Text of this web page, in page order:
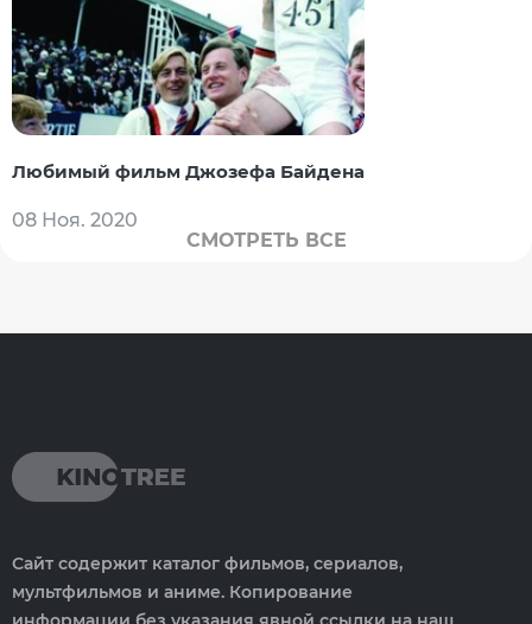
Любимый фильм Джозефа Байдена
08 Ноя. 2020
СМОТРЕТЬ ВСЕ
Сайт содержит каталог фильмов, сериалов,
мультфильмов и аниме. Копирование